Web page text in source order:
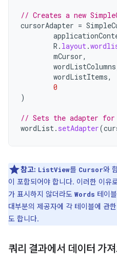
// Creates a new
cursorAdapter =
R . layout .
mCursor,
wordListColumns
wordListItems,
0
)
// Sets the adapter
wordList . setAdapter(
참고: ListView를 Cursor와
이 포함되어야 합니다. 이러한 이유
가 표시하지 않더라도 Words 테이
대부분의 제공자에 각 테이블에 관한
도 합니다.
쿼리 결과에서 데이터 가져